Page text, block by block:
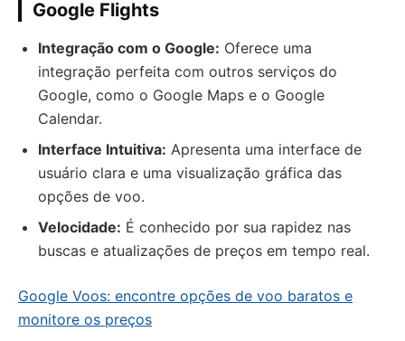
Google Flights
Integração com o Google: Oferece uma
integração perfeita com outros serviços do
Google, como o Google Maps e o Google
Calendar.
Interface Intuitiva: Apresenta uma interface de
usuário clara e uma visualização gráfica das
opções de voo.
Velocidade: É conhecido por sua rapidez nas
buscas e atualizações de preços em tempo real.
Google Voos: encontre opções de voo baratos e
monitore os preços